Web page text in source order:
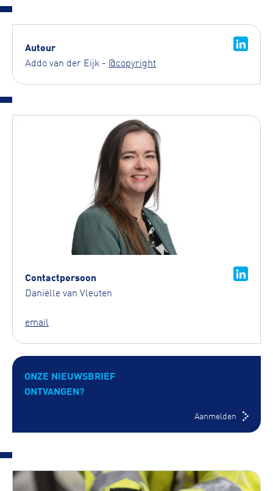
Auteur
Addo van der Eijk - @copyright
Contactpersoon
Daniëlle van Vleuten
email
ONZE NIEUWSBRIEF
ONTVANGEN?
Aanmelden